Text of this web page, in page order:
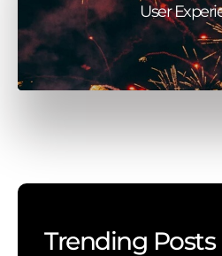
User
Trending Posts